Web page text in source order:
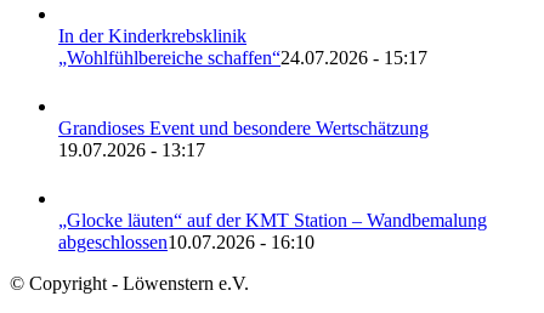
In der Kinderkrebsklinik
„Wohlfühlbereiche schaffen“24.07.2026 - 15:17
Grandioses Event und besondere Wertschätzung
19.07.2026 - 13:17
„Glocke läuten“ auf der KMT Station – Wandbemalung
abgeschlossen10.07.2026 - 16:10
© Copyright - Löwenstern e.V.